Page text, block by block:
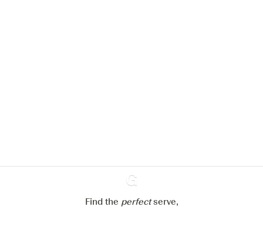
Ginventory
Find the perfectserve,